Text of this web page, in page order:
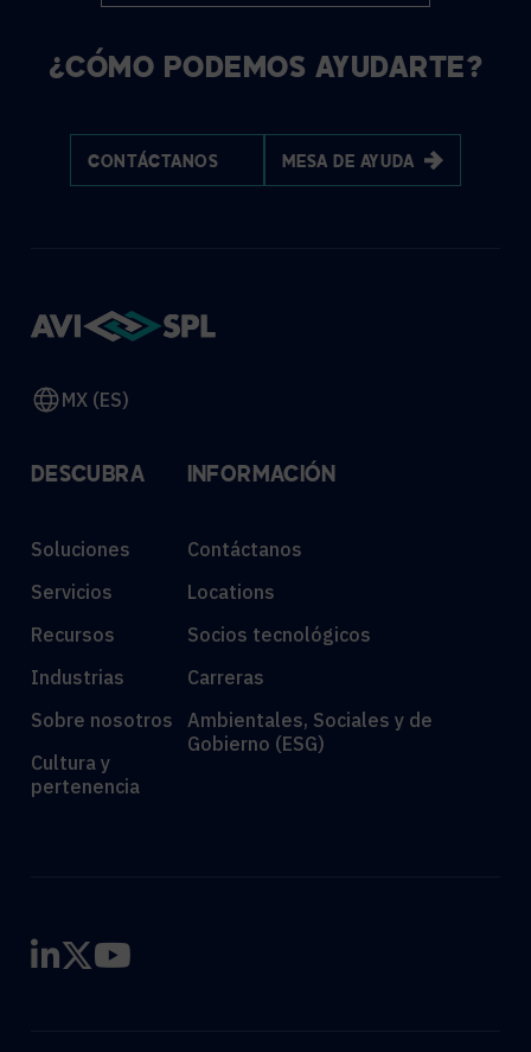
¿CÓMO PODEMOS AYUDARTE?
CONTÁCTANOS MESA DE AYUDA
MX (ES)
DESCUBRA
Soluciones
Servicios
Recursos
Industrias
Sobre nosotros
Cultura y
pertenencia
INFORMACIÓN
Contáctanos
Locations
Socios tecnológicos
Carreras
Ambientales, Sociales y de
Gobierno (ESG)